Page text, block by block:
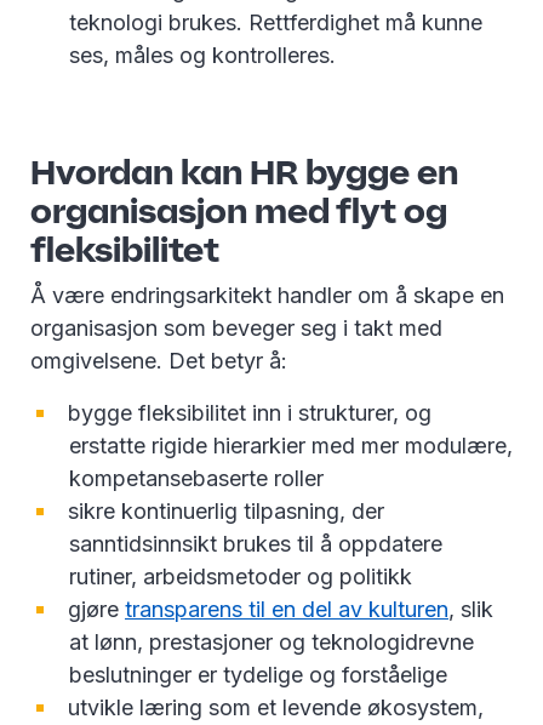
teknologi brukes. Rettferdighet må kunne
ses, måles og kontrolleres.
Hvordan kan HR bygge en
organisasjon med flyt og
fleksibilitet
Å være endringsarkitekt handler om å skape en
organisasjon som beveger seg i takt med
omgivelsene. Det betyr å:
bygge fleksibilitet inn i strukturer, og
erstatte rigide hierarkier med mer modulære,
kompetansebaserte roller
sikre kontinuerlig tilpasning, der
sanntidsinnsikt brukes til å oppdatere
rutiner, arbeidsmetoder og politikk
gjøre transparens til en del av kulturen, slik
at lønn, prestasjoner og teknologidrevne
beslutninger er tydelige og forståelige
utvikle læring som et levende økosystem,